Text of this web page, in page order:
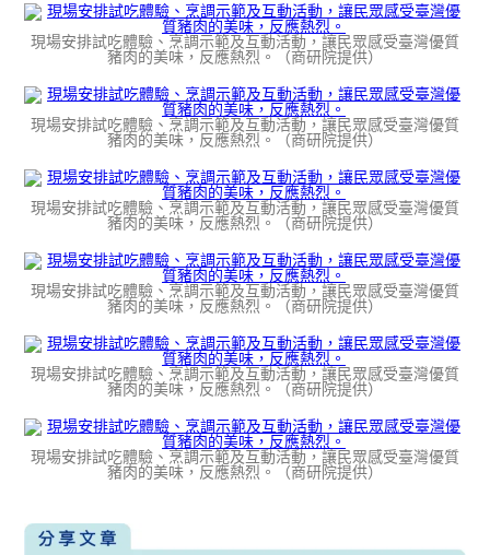
現場安排試吃體驗、烹調示範及互動活動，讓民眾感受臺灣優質
豬肉的美味，反應熱烈。（商研院提供）
現場安排試吃體驗、烹調示範及互動活動，讓民眾感受臺灣優質
豬肉的美味，反應熱烈。（商研院提供）
現場安排試吃體驗、烹調示範及互動活動，讓民眾感受臺灣優質
豬肉的美味，反應熱烈。（商研院提供）
現場安排試吃體驗、烹調示範及互動活動，讓民眾感受臺灣優質
豬肉的美味，反應熱烈。（商研院提供）
現場安排試吃體驗、烹調示範及互動活動，讓民眾感受臺灣優質
豬肉的美味，反應熱烈。（商研院提供）
現場安排試吃體驗、烹調示範及互動活動，讓民眾感受臺灣優質
豬肉的美味，反應熱烈。（商研院提供）